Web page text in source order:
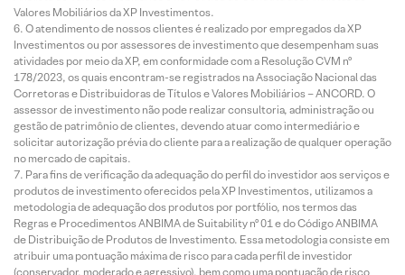
Valores Mobiliários da XP Investimentos.
O atendimento de nossos clientes é realizado por empregados da XP
Investimentos ou por assessores de investimento que desempenham suas
atividades por meio da XP, em conformidade com a Resolução CVM nº
178/2023, os quais encontram-se registrados na Associação Nacional das
Corretoras e Distribuidoras de Títulos e Valores Mobiliários – ANCORD. O
assessor de investimento não pode realizar consultoria, administração ou
gestão de patrimônio de clientes, devendo atuar como intermediário e
solicitar autorização prévia do cliente para a realização de qualquer operação
no mercado de capitais.
Para fins de verificação da adequação do perfil do investidor aos serviços e
produtos de investimento oferecidos pela XP Investimentos, utilizamos a
metodologia de adequação dos produtos por portfólio, nos termos das
Regras e Procedimentos ANBIMA de Suitability nº 01 e do Código ANBIMA
de Distribuição de Produtos de Investimento. Essa metodologia consiste em
atribuir uma pontuação máxima de risco para cada perfil de investidor
(conservador, moderado e agressivo), bem como uma pontuação de risco